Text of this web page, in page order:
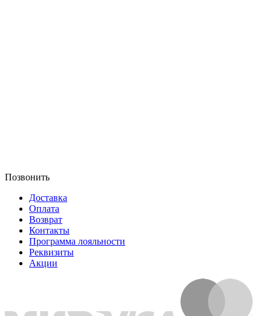
Позвонить
Доставка
Оплата
Возврат
Контакты
Программа лояльности
Реквизиты
Акции